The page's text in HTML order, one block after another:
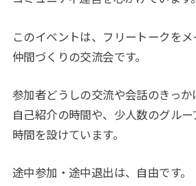
このイベントは、フリートークを
仲間づくりの交流会です。
参加者どうしの交流や会話のきっ
自己紹介の時間や、少人数のグル
時間を設けています。
途中参加・途中退出は、自由です。